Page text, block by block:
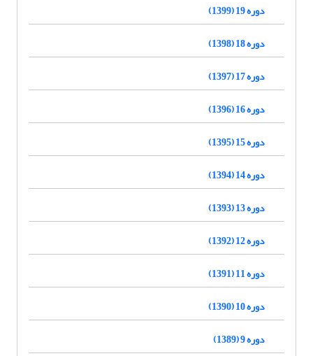
دوره 19 (1399)
دوره 18 (1398)
دوره 17 (1397)
دوره 16 (1396)
دوره 15 (1395)
دوره 14 (1394)
دوره 13 (1393)
دوره 12 (1392)
دوره 11 (1391)
دوره 10 (1390)
دوره 9 (1389)